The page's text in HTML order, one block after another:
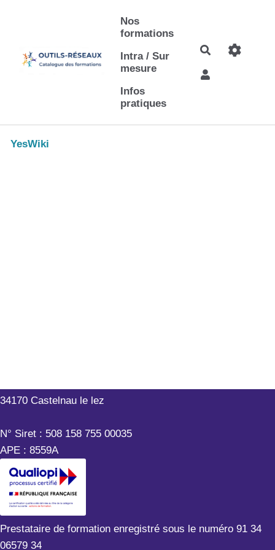
Aller au contenu principal
Nos
formations
Intra / Sur
mesure
Infos
pratiques
Rechercher
YesWiki
34170 Castelnau le lez
N° Siret : 508 158 755 00035
APE : 8559A
Prestataire de formation enregistré sous le numéro 91 34
06579 34